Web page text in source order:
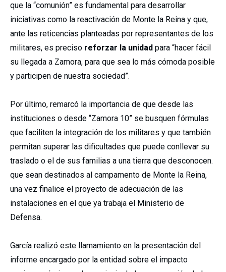
que la “comunión” es fundamental para desarrollar
iniciativas como la reactivación de Monte la Reina y que,
ante las reticencias planteadas por representantes de los
militares, es preciso reforzar la unidad para “hacer fácil
su llegada a Zamora, para que sea lo más cómoda posible
y participen de nuestra sociedad”.
Por último, remarcó la importancia de que desde las
instituciones o desde “Zamora 10” se busquen fórmulas
que faciliten la integración de los militares y que también
permitan superar las dificultades que puede conllevar su
traslado o el de sus familias a una tierra que desconocen.
que sean destinados al campamento de Monte la Reina,
una vez finalice el proyecto de adecuación de las
instalaciones en el que ya trabaja el Ministerio de
Defensa.
García realizó este llamamiento en la presentación del
informe encargado por la entidad sobre el impacto